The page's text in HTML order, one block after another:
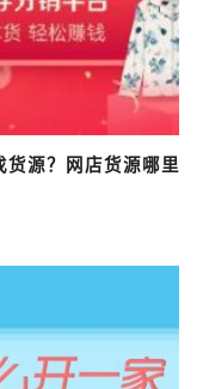
货源？网店货源哪里